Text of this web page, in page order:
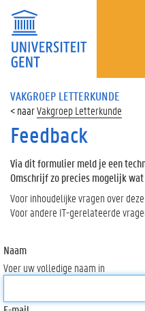
VAKGROEP LETTERKUNDE
Vakgroep Letterkunde
Feedback
Via dit formulier meld je een
Omschrijf zo precies mogelijk
Voor inhoudelijke vragen over
Voor andere IT-gerelateerde
Naam
Voer uw volledige naam in